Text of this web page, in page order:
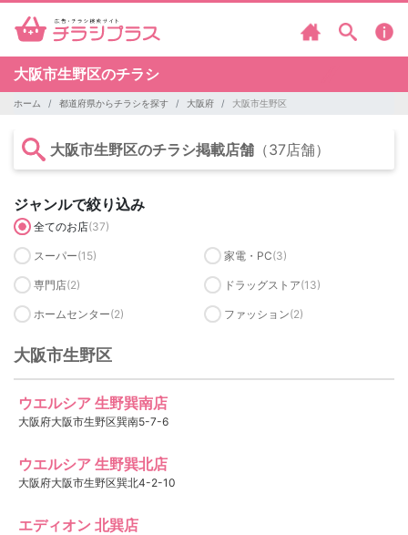
大阪市生野区のチラシ
ホーム 都道府県からチラシを探す 大阪府 大阪市生野区
大阪市生野区のチラシ掲載店舗 （37店舗）
ジャンルで絞り込み
全てのお店(37)
スーパー(15) 家電・PC(3)
専門店(2) ドラッグストア(13)
ホームセンター(2) ファッション(2)
大阪市生野区
ウエルシア 生野巽南店
大阪府大阪市生野区巽南5-7-6
ウエルシア 生野巽北店
大阪府大阪市生野区巽北4-2-10
エディオン 北巽店